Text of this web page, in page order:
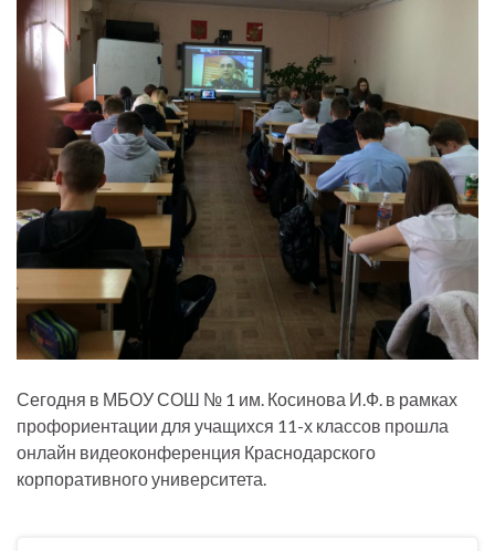
Сегодня в МБОУ СОШ № 1 им. Косинова И.Ф. в рамках
профориентации для учащихся 11-х классов прошла
онлайн видеоконференция Краснодарского
корпоративного университета.